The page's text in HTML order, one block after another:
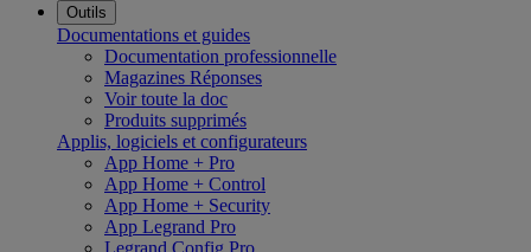
Outils
Documentations et guides
Documentation professionnelle
Magazines Réponses
Voir toute la doc
Produits supprimés
Applis, logiciels et configurateurs
App Home + Pro
App Home + Control
App Home + Security
App Legrand Pro
Legrand Config Pro